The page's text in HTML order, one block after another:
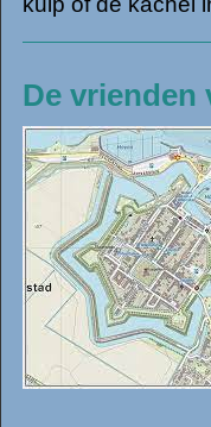
De vrienden